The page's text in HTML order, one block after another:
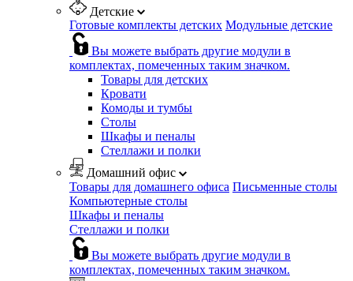
Детские
Готовые комплекты детских Модульные детские
Вы можете выбрать другие модули в
комплектах, помеченных таким значком.
Товары для детских
Кровати
Комоды и тумбы
Столы
Шкафы и пеналы
Стеллажи и полки
Домашний офис
Товары для домашнего офиса Письменные столы
Компьютерные столы
Шкафы и пеналы
Стеллажи и полки
Вы можете выбрать другие модули в
комплектах, помеченных таким значком.